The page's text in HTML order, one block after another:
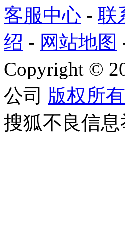
客服中心 - 联
绍 - 网站地图
Copyright ©
公司 版权所有
搜狐不良信息